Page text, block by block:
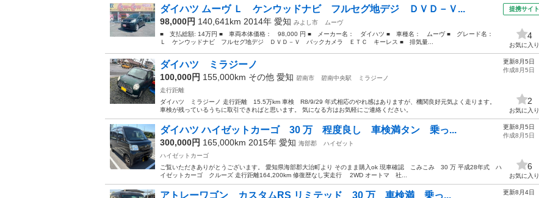
ダイハツ ムーヴ Ｌ ケンウッドナビ フルセグ地デジ ＤＶＤ－Ｖ...
98,000円 140,641km 2014年 愛知 みよし市
ムーヴ
■ 支払総額: 14万円 ■ 車両本体価格： 98,000 円 ■ メーカー名： ダイハツ ■ 車種名： ムーヴ ■ グレード名：
Ｌ ケンウッドナビ フルセグ地デジ ＤＶＤ－Ｖ バックカメラ ＥＴＣ キーレス ■ 排気量...
提携サイト
4
お気に入り
ダイハツ ミラジーノ
100,000円 155,000km その他 愛知 碧南市 碧南中央駅
ミラジーノ
走行距離
ダイハツ ミラジーノ 走行距離 15.5万km 車検 R8/9/29 年式相応のやれ感はありますが、機関良好元気よく走ります。
車検が残っているうちに取引できればと思います。 気になる方はお気軽にご連絡ください。
更新8月5日
作成8月5日
2
お気に入り
ダイハツ ハイゼットカーゴ 30 万 程度良し 車検満タン 乗っ...
300,000円 165,000km 2015年 愛知 海部郡
ハイゼット
ハイゼットカーゴ
ご覧いただきありがとうございます。 愛知県海部郡大治町より そのまま購入ok 現車確認 こみこみ 30 万 平成28年式 ハ
イゼットカーゴ クルーズ 走行距離164,200km 修復歴なし実走行 2WD オートマ 社...
更新8月5日
作成8月5日
6
お気に入り
アトレーワゴン カスタムRS リミテッド 30 万 車検満 乗っ...
更新8月4日